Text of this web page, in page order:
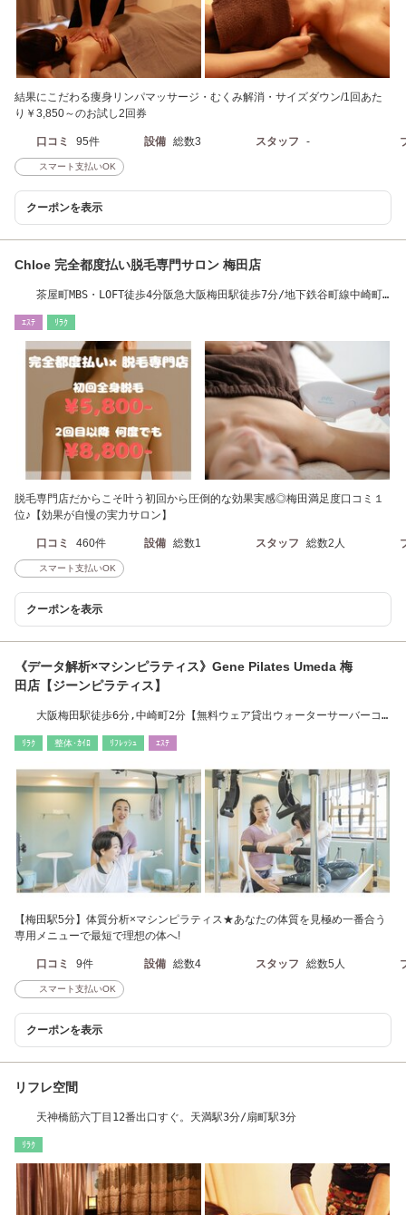
結果にこだわる痩身リンパマッサージ・むくみ解消・サイズダウン/1回あた
り￥3,850～のお試し2回券
口コミ 95件 設備 総数3 スタッフ -
スマート支払いOK
クーポンを表示
Chloe 完全都度払い脱毛専門サロン 梅田店
茶屋町MBS・LOFT徒歩4分阪急大阪梅田駅徒歩7分/地下鉄谷町線中崎町
ｴｽﾃ ﾘﾗｸ
脱毛専門店だからこそ叶う初回から圧倒的な効果実感◎梅田満足度口コミ１
位♪【効果が自慢の実力サロン】
口コミ 460件 設備 総数1 スタッフ 総数2人
スマート支払いOK
クーポンを表示
《データ解析×マシンピラティス》Gene Pilates Umeda 梅
田店【ジーンピラティス】
大阪梅田駅徒歩6分,中崎町2分【無料ウェア貸出ウォーターサーバーコ
ﾘﾗｸ 整体･ｶｲﾛ ﾘﾌﾚｯｼｭ ｴｽﾃ
【梅田駅5分】体質分析×マシンピラティス★あなたの体質を見極め一番合う
専用メニューで最短で理想の体へ!
口コミ 9件 設備 総数4 スタッフ 総数5人
スマート支払いOK
クーポンを表示
リフレ空間
天神橋筋六丁目12番出口すぐ。天満駅3分/扇町駅3分
ﾘﾗｸ